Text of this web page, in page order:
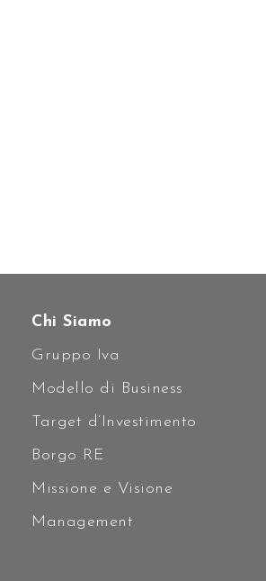
Chi Siamo
Gruppo Iva
Modello di Business
Target d’Investimento
Borgo RE
Missione e Visione
Management